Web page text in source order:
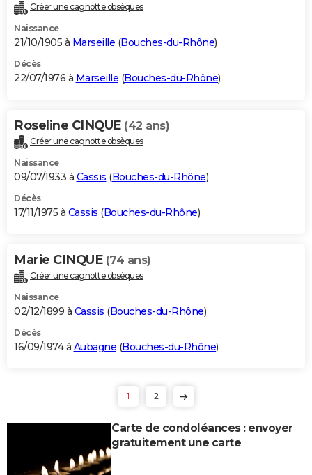
Créer une cagnotte obsèques
Naissance
21/10/1905 à Marseille (Bouches-du-Rhône)
Décès
22/07/1976 à Marseille (Bouches-du-Rhône)
Roseline CINQUE (42 ans)
Créer une cagnotte obsèques
Naissance
09/07/1933 à Cassis (Bouches-du-Rhône)
Décès
17/11/1975 à Cassis (Bouches-du-Rhône)
Marie CINQUE (74 ans)
Créer une cagnotte obsèques
Naissance
02/12/1899 à Cassis (Bouches-du-Rhône)
Décès
16/09/1974 à Aubagne (Bouches-du-Rhône)
1 2
Carte de condoléances : envoyer
gratuitement une carte